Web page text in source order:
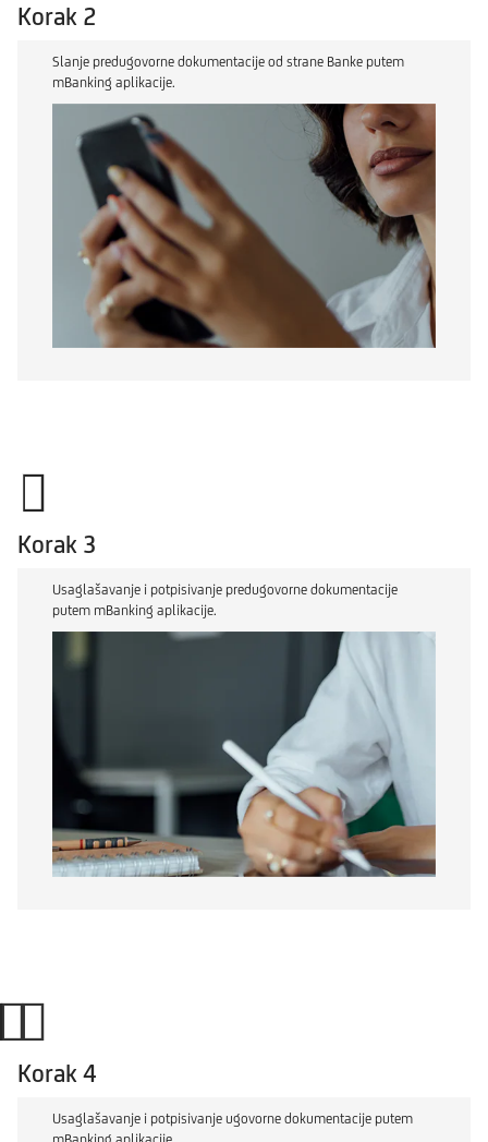
Korak 2
Slanje predugovorne dokumentacije od strane Banke putem
mBanking aplikacije.
Korak 3
Usaglašavanje i potpisivanje predugovorne dokumentacije
putem mBanking aplikacije.
Korak 4
Usaglašavanje i potpisivanje ugovorne dokumentacije putem